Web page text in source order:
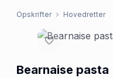
Opskrifter Hovedretter
Bearnaise pasta